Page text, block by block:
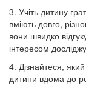
3. Учіть дитину
вміють довго,
вони швидко
інтересом
4. Дізнайтеся,
дитини вдома до